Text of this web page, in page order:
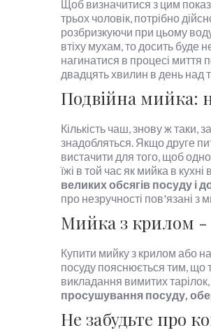
Щоб визначитися з цим
трьох чоловік, потрібно
розбризкуючи при цьому
втіху мухам, то досить буде
нагинатися в процесі миття
двадцять хвилин в день над
Подвійна мийка:
Кількість чаш, знову ж таки,
знадобляться. Якщо друге
вистачити для того, щоб
їжі в той час як мийка в
великих обсягів посуду і
про незручності пов'язані з
Мийка з крилом -
Купити мийку з крилом або
посуду пояснюється тим, що
викладання вимитих
просушування посуду,
Не забудьте про